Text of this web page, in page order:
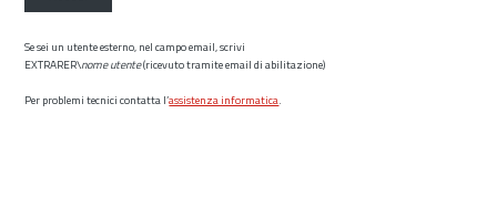
Se sei un utente esterno, nel campo email, scrivi
EXTRARER\nome utente(ricevuto tramite email di abilitazione)
Per problemi tecnici contatta l’assistenza informatica.